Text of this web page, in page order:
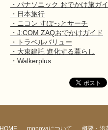
・パナソニック おでかけ旅ガ
・日本旅行
・ニコン すぽっとサーチ
・J:COM ZAQおでかけガイド
・トラベルバリュー
・大東建託 進化する暮らし
・Walkerplus